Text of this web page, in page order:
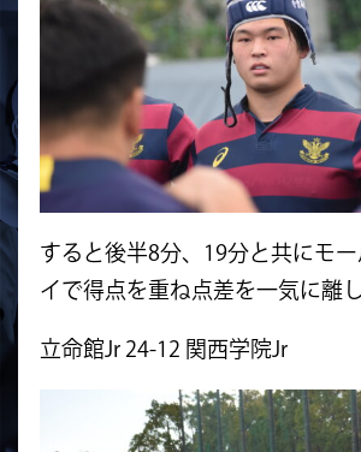
すると後半8分、19分と共にモ
イで得点を重ね点差を一気に離し
立命館Jr 24-12 関西学院Jr